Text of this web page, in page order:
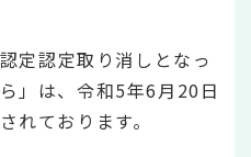
定認定取り消しとなっ
」は、令和5年6月20日
れております。